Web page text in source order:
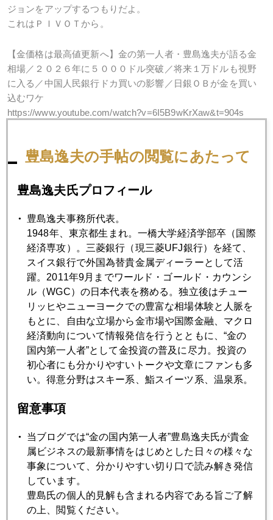
ジョンをアップするつもりだよ。
これはＰＩＶＯＴから。
【金価格は最高値更新へ】金の第一人者・豊島逸夫が語る金
相場／２０２６年に５０００ドル突破／将来１万ドルも視野
に入る／中国人民銀行ドカ買いの影響／日銀ＯＢが金を買い
込むワケ
https://www.youtube.com/watch?v=6I5B9wKrXaw&t=904s
の第一人者 豊島逸夫氏／金市場の各国の状況／今後の見通
https://www.youtube.com/watch?v=JkgHFfE45MM&t=260s
ちょっと悩んで（笑）結論だすよ～。
2025年
1月 3月 4月 5月 6月
7月 8月 9月 10月 11月 12月
2025年12月26日
年内、未だ波乱も
2025年12月25日
日本人投資家にとっての金
2025年12月24日
豊島逸夫の手帖の閲覧にあたって
豊島逸夫氏プロフィール
豊島逸夫事務所代表。
1948年、東京都生まれ。一橋大学経済学部卒（国際
経済専攻）。三菱銀行（現三菱UFJ銀行）を経て、
スイス銀行で外国為替貴金属ディーラーとして活
躍。2011年9月までワールド・ゴールド・カウンシ
ル（WGC）の日本代表を務める。独立後はチュー
リッヒやニューヨークでの豊富な相場体験と人脈を
もとに、自由な立場から金市場や国際金融、マクロ
経済動向について情報発信を行うとともに、“金の
国内第一人者”として金投資の普及に尽力。投資の
初心者にも分かりやすいトークや文章にファンも多
い。得意分野はスキー系、鮨スイーツ系、温泉系。
留意事項
当ブログでは“金の国内第一人者”豊島逸夫氏が貴金
属ビジネスの最新事情をはじめとした日々の様々な
事象について、分かりやすい切り口で読み解き発信
しています。
豊島氏の個人的見解も含まれる内容である旨ご了解
の上、閲覧ください。